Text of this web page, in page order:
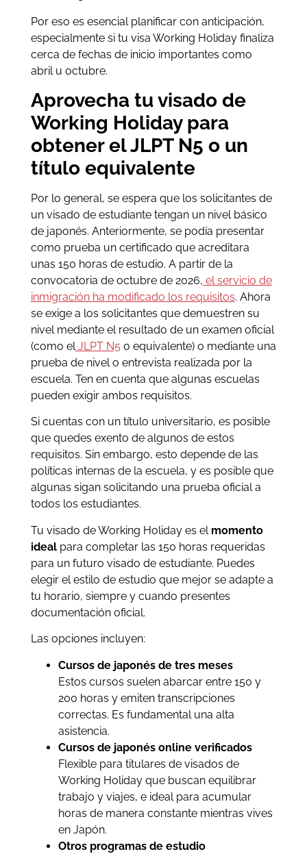
Por eso es esencial planificar con anticipación,
especialmente si tu visa Working Holiday finaliza
cerca de fechas de inicio importantes como
abril u octubre.
Aprovecha tu visado de
Working Holiday para
obtener el JLPT N5 o un
título equivalente
Por lo general, se espera que los solicitantes de
un visado de estudiante tengan un nivel básico
de japonés. Anteriormente, se podía presentar
como prueba un certificado que acreditara
unas 150 horas de estudio. A partir de la
convocatoria de octubre de 2026, el servicio de
inmigración ha modificado los requisitos. Ahora
se exige a los solicitantes que demuestren su
nivel mediante el resultado de un examen oficial
(como elJLPT N5 o equivalente) o mediante una
prueba de nivel o entrevista realizada por la
escuela. Ten en cuenta que algunas escuelas
pueden exigir ambos requisitos.
Si cuentas con un título universitario, es posible
que quedes exento de algunos de estos
requisitos. Sin embargo, esto depende de las
políticas internas de la escuela, y es posible que
algunas sigan solicitando una prueba oficial a
todos los estudiantes.
Tu visado de Working Holiday es el momento
idealpara completar las 150 horas requeridas
para un futuro visado de estudiante. Puedes
elegir el estilo de estudio que mejor se adapte a
tu horario, siempre y cuando presentes
documentación oficial.
Las opciones incluyen:
Cursos de japonés de tres meses
Estos cursos suelen abarcar entre 150 y
200 horas y emiten transcripciones
correctas. Es fundamental una alta
asistencia.
Cursos de japonés online verificados
Flexible para titulares de visados de
Working Holiday que buscan equilibrar
trabajo y viajes, e ideal para acumular
horas de manera constante mientras vives
en Japón.
Otros programas de estudio